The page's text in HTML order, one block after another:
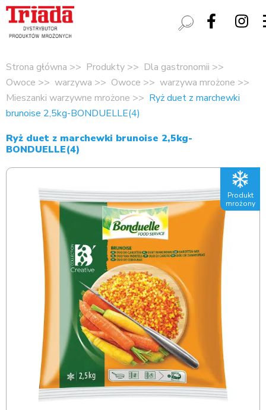
Strona główna Produkty
Dla gastronomii
Owoce
warzywa Owoce
warzywa mrożone
Mieszanki warzywne mrożone
Ryż duet z marchewki
brunoise 2,5kg-BONDUELLE(4)
Ryż duet z marchewki brunoise 2,5kg-
BONDUELLE(4)
Produkt
mrożony